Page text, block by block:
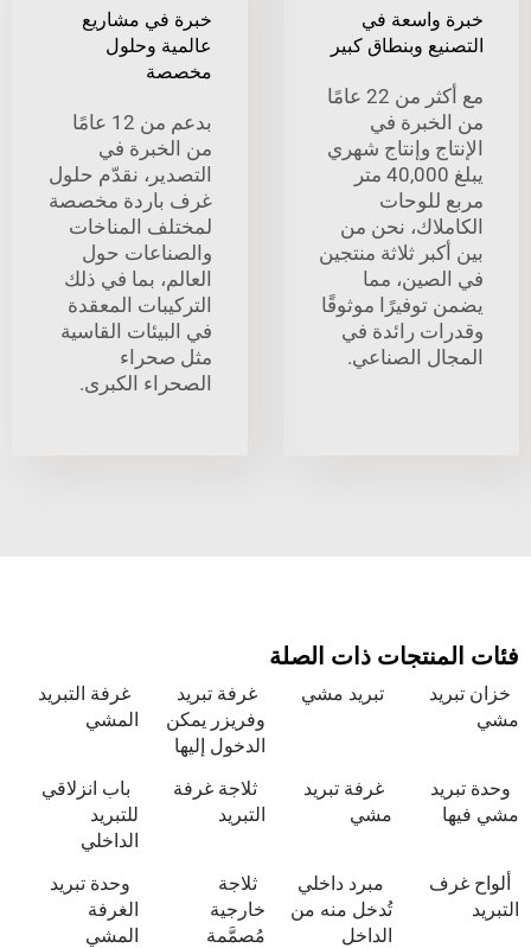
في
وبنطاق كبير
مع أكثر من 22 عامًا
في
وإنتاج شهري
يبلغ 40,000 متر
نحن من
ثلاثة منتجين
مما
موثوقًا
رائدة في
الصناعي.
خبرة في مشاريع
عالمية وحلول
بدعم من 12 عامًا
من الخبرة في
التصدير، نقدّم حلول
غرف باردة مخصصة
لمختلف المناخات
والصناعات حول
العالم، بما في ذلك
التركيبات المعقدة
في البيئات القاسية
مثل صحراء
الصحراء الكبرى.
ذات الصلة
تبريد مشي
غرفة تبريد
وفريزر يمكن
غرفة التبريد
المشي
غرفة تبريد
مشي
ثلاجة غرفة
التبريد
باب انزلاقي
للتبريد
مبرد داخلي
تُدخل منه من
ثلاجة
خارجية
مُصمَّمة
وحدة تبريد
الغرفة
المشي